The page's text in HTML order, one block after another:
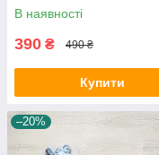
В наявності
390 ₴ 490 ₴
Купити
–20%